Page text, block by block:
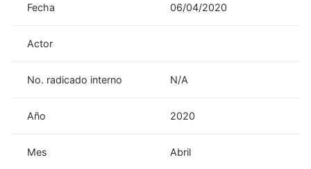
Fecha 06/04/2020
Actor
No. radicado interno N/A
Año 2020
Mes Abril